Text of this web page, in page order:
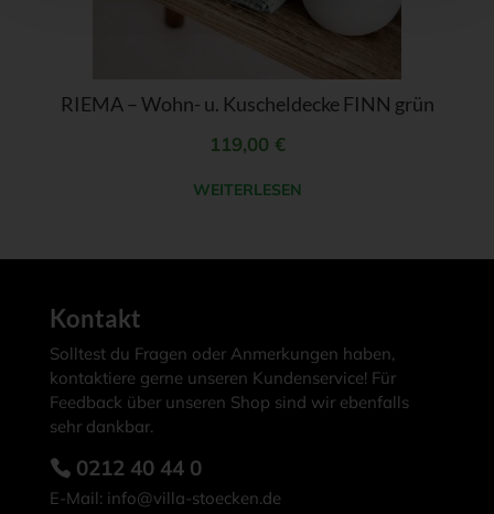
RIEMA – Wohn- u. Kuscheldecke FINN grün
119,00 €
WEITERLESEN
Kontakt
Solltest du Fragen oder Anmerkungen haben,
kontaktiere gerne unseren Kundenservice! Für
Feedback über unseren Shop sind wir ebenfalls
sehr dankbar.
0212 40 44 0
E-Mail: info@villa-stoecken.de